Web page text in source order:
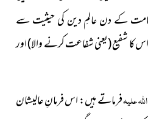
کے دن عالمِ دین کی حیثیت سے
کا شفیع (یعنی شفاعت کرنے والا) اور
علیہفرماتے ہیں:اس فرمانِ عالیشان